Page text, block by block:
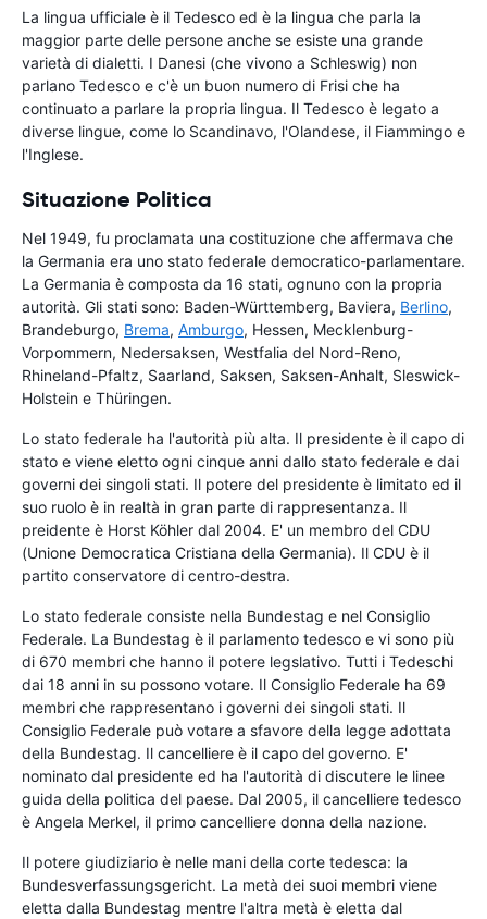
La lingua ufficiale è il Tedesco ed è la lingua che parla la
maggior parte delle persone anche se esiste una grande
varietà di dialetti. I Danesi (che vivono a Schleswig) non
parlano Tedesco e c'è un buon numero di Frisi che ha
continuato a parlare la propria lingua. Il Tedesco è legato a
diverse lingue, come lo Scandinavo, l'Olandese, il Fiammingo e
l'Inglese.
Situazione Politica
Nel 1949, fu proclamata una costituzione che affermava che
la Germania era uno stato federale democratico-parlamentare.
La Germania è composta da 16 stati, ognuno con la propria
autorità. Gli stati sono: Baden-Württemberg, Baviera, Berlino,
Brandeburgo, Brema, Amburgo, Hessen, Mecklenburg-
Vorpommern, Nedersaksen, Westfalia del Nord-Reno,
Rhineland-Pfaltz, Saarland, Saksen, Saksen-Anhalt, Sleswick-
Holstein e Thüringen.
Lo stato federale ha l'autorità più alta. Il presidente è il capo di
stato e viene eletto ogni cinque anni dallo stato federale e dai
governi dei singoli stati. Il potere del presidente è limitato ed il
suo ruolo è in realtà in gran parte di rappresentanza. Il
preidente è Horst Köhler dal 2004. E' un membro del CDU
(Unione Democratica Cristiana della Germania). Il CDU è il
partito conservatore di centro-destra.
Lo stato federale consiste nella Bundestag e nel Consiglio
Federale. La Bundestag è il parlamento tedesco e vi sono più
di 670 membri che hanno il potere legslativo. Tutti i Tedeschi
dai 18 anni in su possono votare. Il Consiglio Federale ha 69
membri che rappresentano i governi dei singoli stati. Il
Consiglio Federale può votare a sfavore della legge adottata
della Bundestag. Il cancelliere è il capo del governo. E'
nominato dal presidente ed ha l'autorità di discutere le linee
guida della politica del paese. Dal 2005, il cancelliere tedesco
è Angela Merkel, il primo cancelliere donna della nazione.
Il potere giudiziario è nelle mani della corte tedesca: la
Bundesverfassungsgericht. La metà dei suoi membri viene
eletta dalla Bundestag mentre l'altra metà è eletta dal